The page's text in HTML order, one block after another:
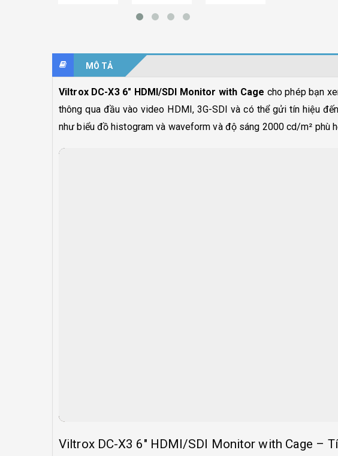
MÔ TẢ
Viltrox DC-X3 6″ HDMI/SDI Monitor with Cage cho phép bạn
thông qua đầu vào video HDMI, 3G-SDI và có thể gửi tín hiệu
như biểu đồ histogram và waveform và độ sáng 2000 cd/m² phù
Viltrox DC-X3 6″ HDMI/SDI Monitor with Cage –